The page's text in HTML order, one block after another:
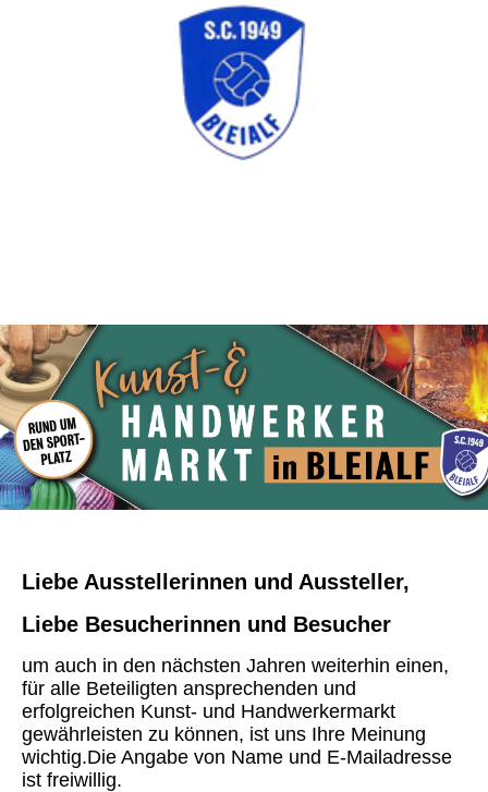
Liebe Ausstellerinnen und Aussteller,
Liebe Besucherinnen und Besucher
um auch in den nächsten Jahren weiterhin einen,
für alle Beteiligten ansprechenden und
erfolgreichen Kunst- und Handwerkermarkt
gewährleisten zu können, ist uns Ihre Meinung
wichtig.Die Angabe von Name und E-Mailadresse
ist freiwillig.